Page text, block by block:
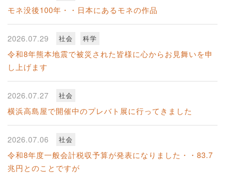
モネ没後100年・・日本にあるモネの作品
2026.07.29 社会 科学
令和8年熊本地震で被災された皆様に心からお見舞いを申
し上げます
2026.07.27 社会
横浜高島屋で開催中のプレバト展に行ってきました
2026.07.06 社会
令和8年度一般会計税収予算が発表になりました・・83.7
兆円とのことですが